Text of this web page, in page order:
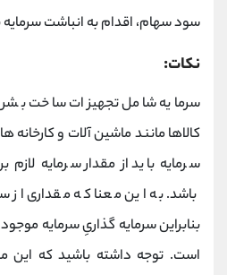
سود سهام، اقدام به انباشت
نکات:
سرمایه شامل تجهیزات ساخت
کالاها مانند ماشین آلات و
سرمایه باید از مقدار سرمایه لازم
باشد. به این معنا که مقداری
بنابراین سرمایه گذاریِ سرمایه
است. توجه داشته باشید که